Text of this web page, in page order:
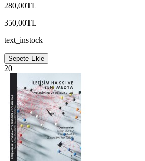
280,00TL
350,00TL
text_instock
Sepete Ekle
20